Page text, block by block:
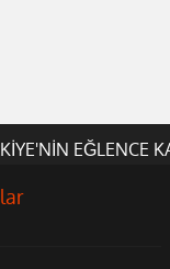
EĞLENCE